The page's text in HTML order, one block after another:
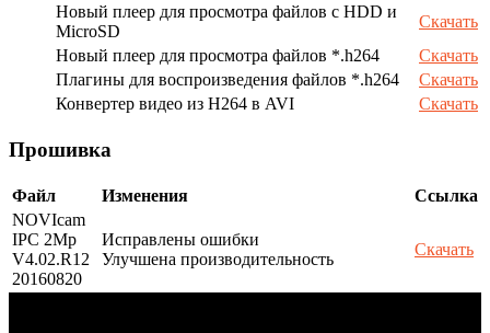
Новый плеер для просмотра файлов с HDD и
MicroSD
Скачать
Новый плеер для просмотра файлов *.h264
Скачать
Плагины для воспроизведения файлов *.h264
Скачать
Конвертер видео из H264 в AVI
Скачать
Прошивка
Файл Изменения
Ссылка
NOVIcam
IPC 2Mp
V4.02.R12
20160820
Исправлены ошибки
Улучшена производительность
Скачать